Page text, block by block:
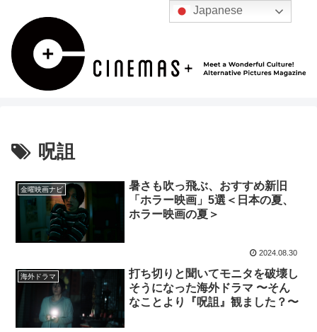
呪詛
金曜映画ナビ
暑さも吹っ飛ぶ、おすすめ新旧
「ホラー映画」5選＜日本の夏、
ホラー映画の夏＞
2024.08.30
海外ドラマ
打ち切りと聞いてモニタを破壊し
そうになった海外ドラマ 〜そん
なことより『呪詛』観ました？〜
Japanese